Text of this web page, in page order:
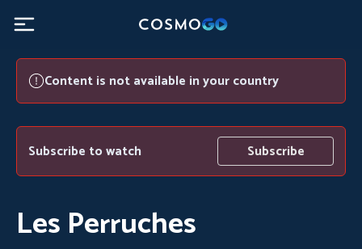
Content is not available in your country
Subscribe to watch Subscribe
Les Perruches